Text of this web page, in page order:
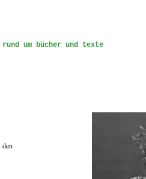
rund um bücher und texte